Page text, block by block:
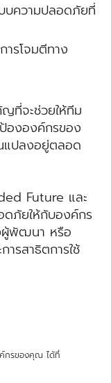
บความปลอดภัยที่
ารโจมตีทาง
ที่จะช่วยให้ทีม
ององค์กรของ
แปลงอยู่ตลอด
Future และ
ดภัยให้กับองค์กร
ผู้พัฒนา หรือ
รสาธิตการใช้
ค์กรของคุณ ได้ที่